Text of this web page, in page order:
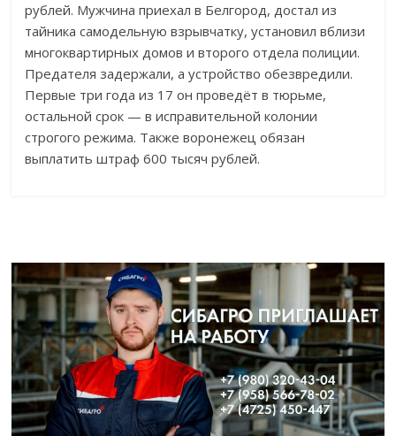
рублей. Мужчина приехал в Белгород, достал из
тайника самодельную взрывчатку, установил вблизи
многоквартирных домов и второго отдела полиции.
Предателя задержали, а устройство обезвредили.
Первые три года из 17 он проведёт в тюрьме,
остальной срок — в исправительной колонии
строгого режима. Также воронежец обязан
выплатить штраф 600 тысяч рублей.